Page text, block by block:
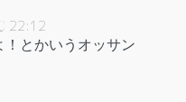
22:12
とかいうオッサン